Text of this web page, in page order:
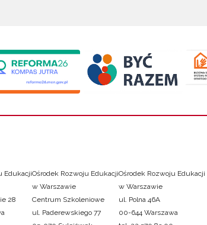
Edukacji
28
Ośrodek Rozwoju Edukacji
w Warszawie
Centrum Szkoleniowe
ul. Paderewskiego 77
Ośrodek Rozwoju Edukacji
w Warszawie
ul. Polna 46A
00-644 Warszawa